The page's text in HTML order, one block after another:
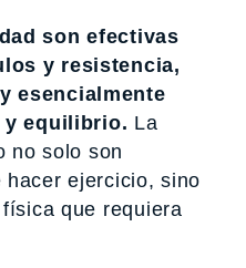
son efectivas
y resistencia,
esencialmente
equilibrio. La
no solo son
ejercicio, sino
que requiera